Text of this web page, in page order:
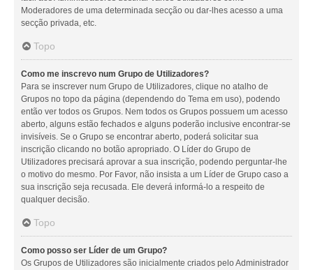
Moderadores de uma determinada secção ou dar-lhes acesso a uma
secção privada, etc.
Topo
Como me inscrevo num Grupo de Utilizadores?
Para se inscrever num Grupo de Utilizadores, clique no atalho de
Grupos no topo da página (dependendo do Tema em uso), podendo
então ver todos os Grupos. Nem todos os Grupos possuem um acesso
aberto, alguns estão fechados e alguns poderão inclusive encontrar-se
invisíveis. Se o Grupo se encontrar aberto, poderá solicitar sua
inscrição clicando no botão apropriado. O Líder do Grupo de
Utilizadores precisará aprovar a sua inscrição, podendo perguntar-lhe
o motivo do mesmo. Por Favor, não insista a um Líder de Grupo caso a
sua inscrição seja recusada. Ele deverá informá-lo a respeito de
qualquer decisão.
Topo
Como posso ser Líder de um Grupo?
Os Grupos de Utilizadores são inicialmente criados pelo Administrador